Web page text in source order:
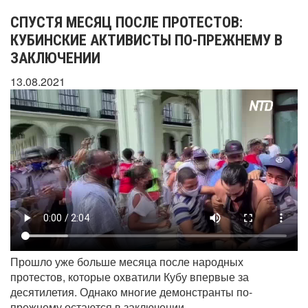
СПУСТЯ МЕСЯЦ ПОСЛЕ ПРОТЕСТОВ:
КУБИНСКИЕ АКТИВИСТЫ ПО-ПРЕЖНЕМУ В
ЗАКЛЮЧЕНИИ
13.08.2021
Прошло уже больше месяца после народных
протестов, которые охватили Кубу впервые за
десятилетия. Однако многие демонстранты по-